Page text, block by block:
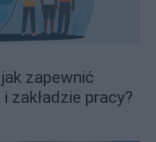
zapewnić
zakładzie pracy?